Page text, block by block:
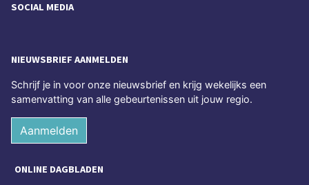
SOCIAL MEDIA
NIEUWSBRIEF AANMELDEN
Schrijf je in voor onze nieuwsbrief en krijg wekelijks een
samenvatting van alle gebeurtenissen uit jouw regio.
Aanmelden
ONLINE DAGBLADEN